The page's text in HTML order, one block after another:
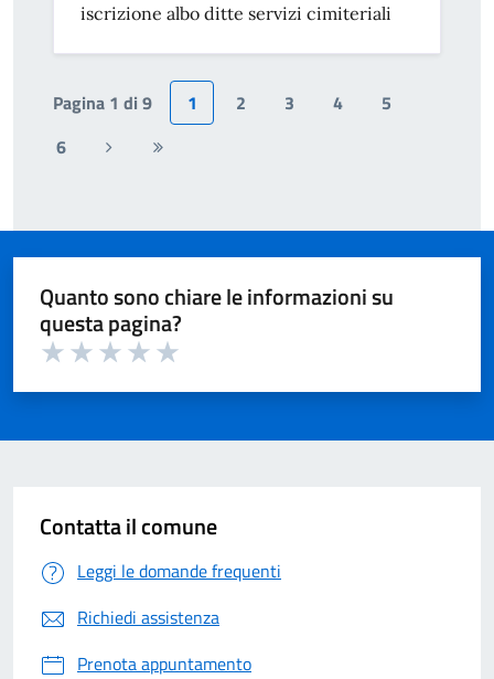
iscrizione albo ditte servizi cimiteriali
Pagina 1 di 9 1 2 3 4
5
6
PaginaUltima
Quanto sono chiare le informazioni su
questa pagina?
Contatta il comune
Leggi le domande frequenti
Richiedi assistenza
Prenota appuntamento